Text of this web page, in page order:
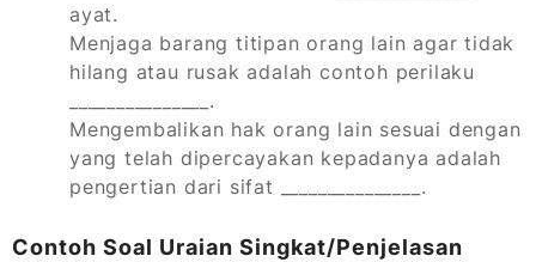
ayat.
Menjaga barang titipan orang lain agar tidak
hilang atau rusak adalah contoh perilaku
_______________.
Mengembalikan hak orang lain sesuai dengan
yang telah dipercayakan kepadanya adalah
pengertian dari sifat _______________.
Contoh Soal Uraian Singkat/Penjelasan